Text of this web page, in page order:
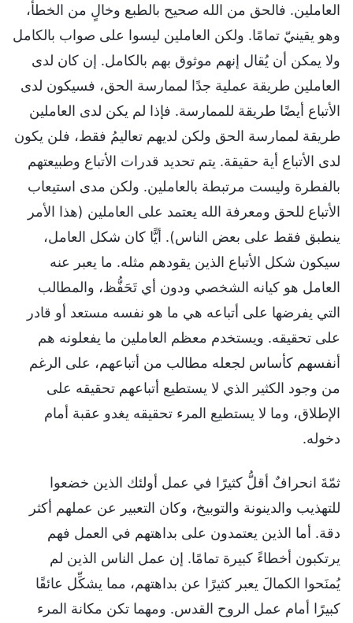
العاملين. فالحق من الله صحيح بالطبع وخالٍ من الخطأ،
وهو يقينيّ تمامًا. ولكن العاملين ليسوا على صواب بالكامل
ولا يمكن أن يُقال إنهم موثوق بهم بالكامل. إن كان لدى
العاملين طريقة عملية جدًا لممارسة الحق، فسيكون لدى
الأتباع أيضًا طريقة للممارسة. فإذا لم يكن لدى العاملين
طريقة لممارسة الحق ولكن لديهم تعاليمُ فقط، فلن يكون
لدى الأتباع أية حقيقة. يتم تحديد قدرات الأتباع وطبيعتهم
بالفطرة وليست مرتبطة بالعاملين. ولكن مدى استيعاب
الأتباع للحق ومعرفة الله يعتمد على العاملين (هذا الأمر
ينطبق فقط على بعض الناس). أيًّا كان شكل العامل،
سيكون شكل الأتباع الذين يقودهم مثله. ما يعبر عنه
العامل هو كيانه الشخصي ودون أي تَحَفُّظ، والمطالب
التي يفرضها على أتباعه هي ما هو نفسه مستعد أو قادر
على تحقيقه. ويستخدم معظم العاملين ما يفعلونه هم
أنفسهم كأساس لجعله مطالب من أتباعهم، على الرغم
من وجود الكثير الذي لا يستطيع أتباعهم تحقيقه على
الإطلاق، وما لا يستطيع المرء تحقيقه يغدو عقبة أمام
دخوله.
ثمّةَ انحرافٌ أقلُّ كثيرًا في عمل أولئك الذين خضعوا
للتهذيب والدينونة والتوبيخ، وكان التعبير عن عملهم أكثر
دقة. أما الذين يعتمدون على بداهتهم في العمل فهم
يرتكبون أخطاءً كبيرة تمامًا. إن عمل الناس الذين لم
يُمنَحوا الكمالَ يعبر كثيرًا عن بداهتهم، مما يشكِّل عائقًا
كبيرًا أمام عمل الروح القدس. ومهما تكن مكانة المرء